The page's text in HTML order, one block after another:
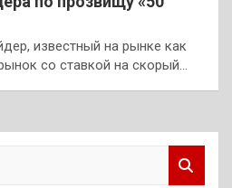
известный на рынке как
со ставкой на скорый…